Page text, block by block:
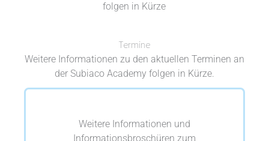
folgen in Kürze
Termine
Weitere Informationen zu den aktuellen Terminen an
der Subiaco Academy folgen in Kürze.
Weitere Informationen und
Informationsbroschüren zum